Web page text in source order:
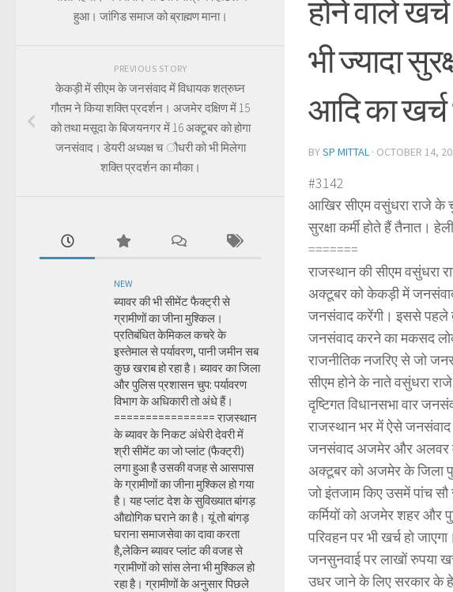
होने वाले
भी ज्यादा
आदि का खर्च
BYSP MITTAL · OCTOBER 14,
#3142
आखिर सीएम वसुंधरा राजे के
सुरक्षा कर्मी होते हैं तैनात।
=======
राजस्थान की सीएम वसुंधरा
अक्टूबर को केकड़ी में जनसंवाद
जनसंवाद करेंगी। इससे पहले
जनसंवाद करने का मकसद
राजनीतिक नजरिए से जो
सीएम होने के नाते वसुंधरा
दृष्टिगत विधानसभा वार
राजस्थान भर में ऐसे जनसंवाद
जनसंवाद अजमेर और अलवर में
अक्टूबर को अजमेर के जिला
जो इंतजाम किए उसमें पांच सौ
कर्मियों को अजमेर शहर और
परिवहन पर भी खर्च हो
जनसुनवाई पर लाखों रुपया
उधर जाने के लिए सरकार के
हुआ। जांगिड समाज को ब्राह्मण माना।
PREVIOUS STORY
केकड़ी में सीएम के जनसंवाद में विधायक शत्रुघ्न
गौतम ने किया शक्ति प्रदर्शन। अजमेर दक्षिण में 15
को तथा मसूदा के बिजयनगर में 16 अक्टूबर को होगा
जनसंवाद। डेयरी अध्यक्ष च ौधरी को भी मिलेगा
शक्ति प्रदर्शन का मौका।
NEW
ब्यावर की भी सीमेंट फैक्ट्री से
ग्रामीणों का जीना मुश्किल।
प्रतिबंधित केमिकल कचरे के
इस्तेमाल से पर्यावरण, पानी जमीन सब
कुछ खराब हो रहा है। ब्यावर का जिला
और पुलिस प्रशासन चुप: पर्यावरण
विभाग के अधिकारी तो अंधे हैं।
================ राजस्थान
के ब्यावर के निकट अंधेरी देवरी में
श्री सीमेंट का जो प्लांट (फैक्ट्री)
लगा हुआ है उसकी वजह से आसपास
के ग्रामीणों का जीना मुश्किल हो गया
है। यह प्लांट देश के सुविख्यात बांगड़
औद्योगिक घराने का है। यूं तो बांगड़
घराना समाजसेवा का दावा करता
है,लेकिन ब्यावर प्लांट की वजह से
ग्रामीणों को सांस लेना भी मुश्किल हो
रहा है। ग्रामीणों के अनुसार पिछले